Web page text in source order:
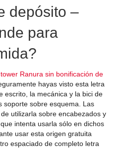
depósito –
para
Ranura sin bonificación de
hayas visto esta letra
escrito, la mecánica y la bici de
soporte sobre esquema. Las
utilizarla sobre encabezados y
intenta usarla sólo en dichos
usar esta origen gratuita
espaciado de completo letra